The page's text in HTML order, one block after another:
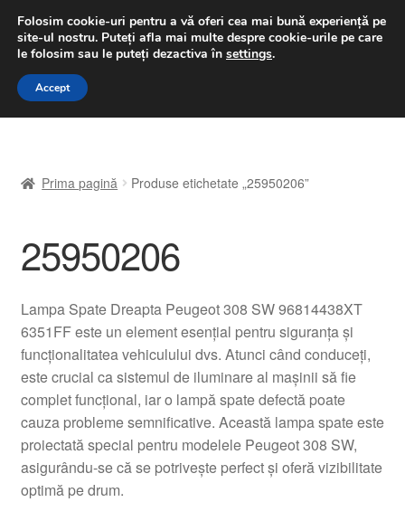
LIVRARE de la 33 lei
luni-vineri 9 a.m. - 4 p.m.031 229 6816
Sari
Sari
A lua legatura
Contul meu
Despre noi
Finalizare comandă
Livrare
Livrare în toată lumea
Prima pagină Produse etichetate „25950206”
25950206
Lampa Spate Dreapta Peugeot 308 SW 96814438XT
6351FF este un element esențial pentru siguranța și
funcționalitatea vehiculului dvs. Atunci când conduceți,
este crucial ca sistemul de iluminare al mașinii să fie
complet funcțional, iar o lampă spate defectă poate
cauza probleme semnificative. Această lampa spate este
proiectată special pentru modelele Peugeot 308 SW,
asigurându-se că se potrivește perfect și oferă vizibilitate
optimă pe drum.
Folosim cookie-uri pentru a vă oferi cea mai bună experiență pe
site-ul nostru. Puteți afla mai multe despre cookie-urile pe care
le folosim sau le puteți dezactiva în settings.
Accept